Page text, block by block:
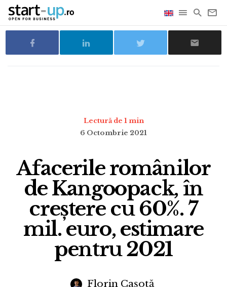
Lectură de 1 min
6 Octombrie 2021
Afacerile românilor
de Kangoopack, în
creștere cu 60%. 7
mil. euro, estimare
pentru 2021
Florin Cașotă